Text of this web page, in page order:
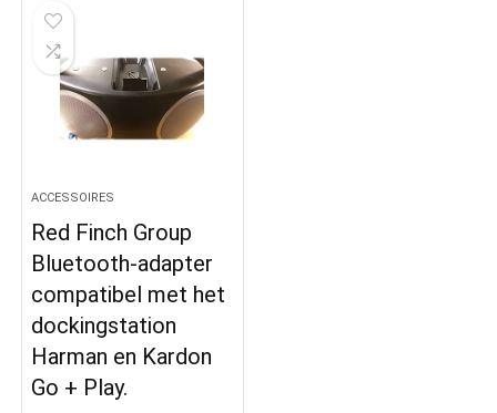
ACCESSOIRES
Red Finch Group
Bluetooth-adapter
compatibel met het
dockingstation
Harman en Kardon
Go + Play.